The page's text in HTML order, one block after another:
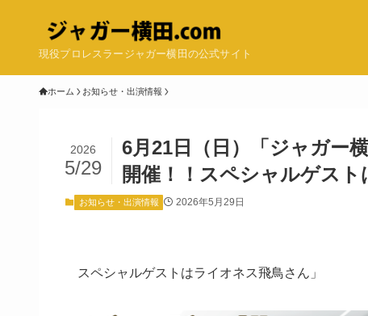
現役プロレスラージャガー横田の公式サイト
ホーム お知らせ・出演情報
6月21日（日）「ジャガー
開催！！スペシャルゲス
2026
5/29
お知らせ・出演情報 2026年5月29日
スペシャルゲストはライオネス飛鳥さん」